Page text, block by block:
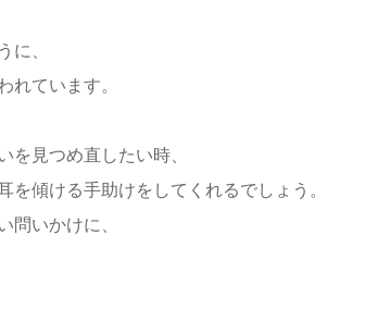
に、
れています。
を見つめ直したい時、
傾ける手助けをしてくれるでしょう。
問いかけに、